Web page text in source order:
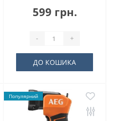
599 грн.
- +
ДО КОШИКА
Популярний